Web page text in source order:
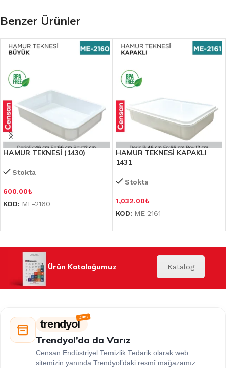
Benzer Ürünler
HAMUR TEKNESİ (1430)
Stokta
600.00₺
KOD: ME-2160
HAMUR TEKNESİ KAPAKLI
1431
Stokta
1,032.00₺
KOD: ME-2161
Ürün Kataloğumuz Katalog
trendyol
Trendyol’da da Varız
Censan Endüstriyel Temizlik Tedarik olarak web
sitemizin yanında Trendyol’daki resmî mağazamız